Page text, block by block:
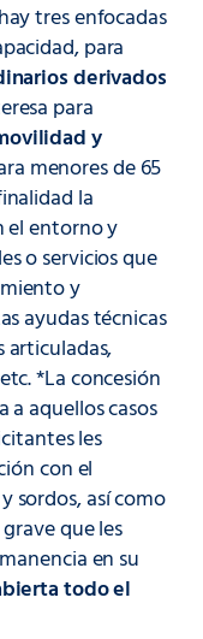
tres enfocadas
para
derivados
para
y
menores de 65
la
el entorno y
o servicios que
y
ayudas técnicas
articuladas,
*La concesión
a aquellos casos
les
con el
sordos, así como
que les
en su
todo el